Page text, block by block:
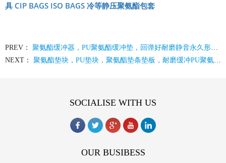
具 CIP BAGS ISO BAGS 冷等静压聚氨酯包套
PREV： 聚氨酯缓冲器，PU聚氨酯缓冲垫，回弹好耐磨静音永久形变小，定制生产不同规格
NEXT： 聚氨酯垫块，PU垫块，聚氨酯垫条垫板，耐磨缓冲PU聚氨酯定制产品厂家聚氨酯制品
SOCIALISE WITH US
OUR BUSIBESS